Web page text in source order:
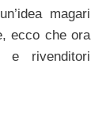
magari
ecco che ora
e rivenditori